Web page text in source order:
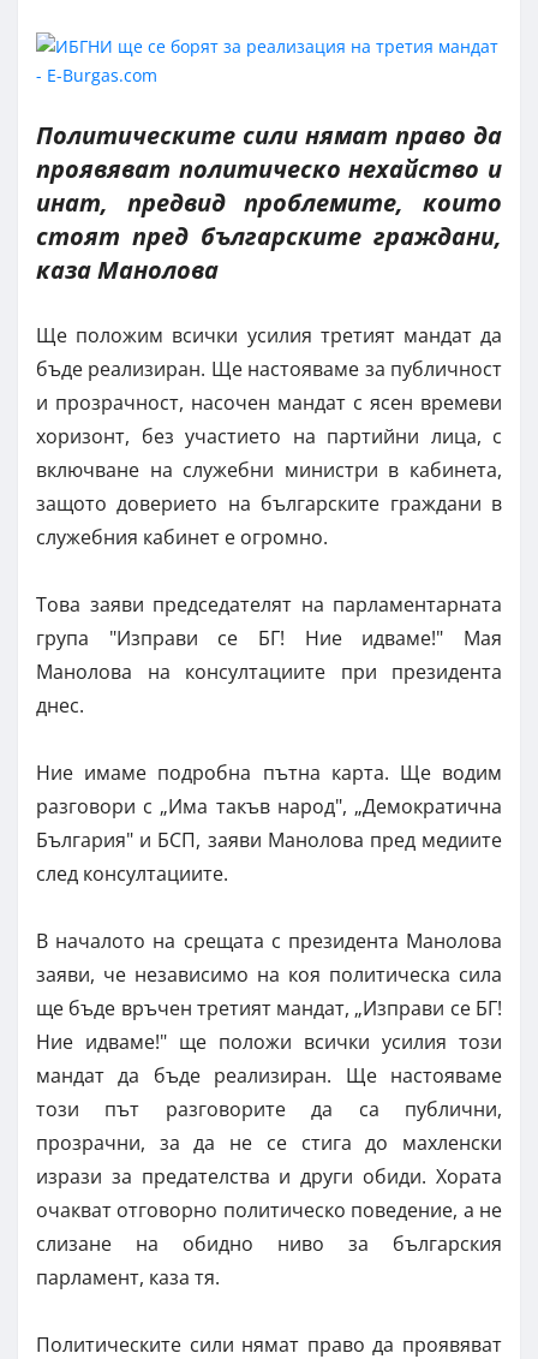
Политическите сили нямат право да
проявяват политическо нехайство и
инат, предвид проблемите, които
стоят пред българските граждани,
каза Манолова
Ще положим всички усилия третият мандат да
бъде реализиран. Ще настояваме за публичност
и прозрачност, насочен мандат с ясен времеви
хоризонт, без участието на партийни лица, с
включване на служебни министри в кабинета,
защото доверието на българските граждани в
служебния кабинет е огромно.
Това заяви председателят на парламентарната
група "Изправи се БГ! Ние идваме!" Мая
Манолова на консултациите при президента
днес.
Ние имаме подробна пътна карта. Ще водим
разговори с „Има такъв народ", „Демократична
България" и БСП, заяви Манолова пред медиите
след консултациите.
В началото на срещата с президента Манолова
заяви, че независимо на коя политическа сила
ще бъде връчен третият мандат, „Изправи се БГ!
Ние идваме!" ще положи всички усилия този
мандат да бъде реализиран. Ще настояваме
този път разговорите да са публични,
прозрачни, за да не се стига до махленски
изрази за предателства и други обиди. Хората
очакват отговорно политическо поведение, а не
слизане на обидно ниво за българския
парламент, каза тя.
Политическите сили нямат право да проявяват